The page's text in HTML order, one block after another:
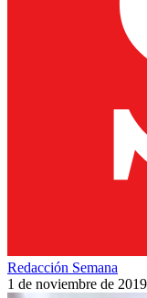
Redacción Semana
1 de noviembre de